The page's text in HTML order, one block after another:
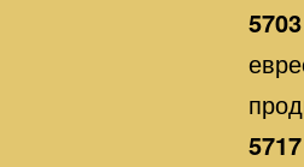
5703
5717